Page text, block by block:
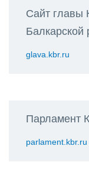
Сайт главы
Балкарской
glava.kbr.ru
Парламент
parlament.kbr.ru